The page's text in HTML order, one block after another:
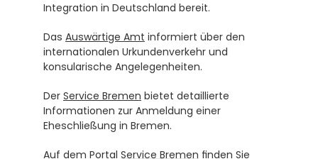
Integration in Deutschland bereit.
Das Auswärtige Amt informiert über den
internationalen Urkundenverkehr und
konsularische Angelegenheiten.
Der Service Bremen bietet detaillierte
Informationen zur Anmeldung einer
Eheschließung in Bremen.
Auf dem Portal Service Bremen finden Sie